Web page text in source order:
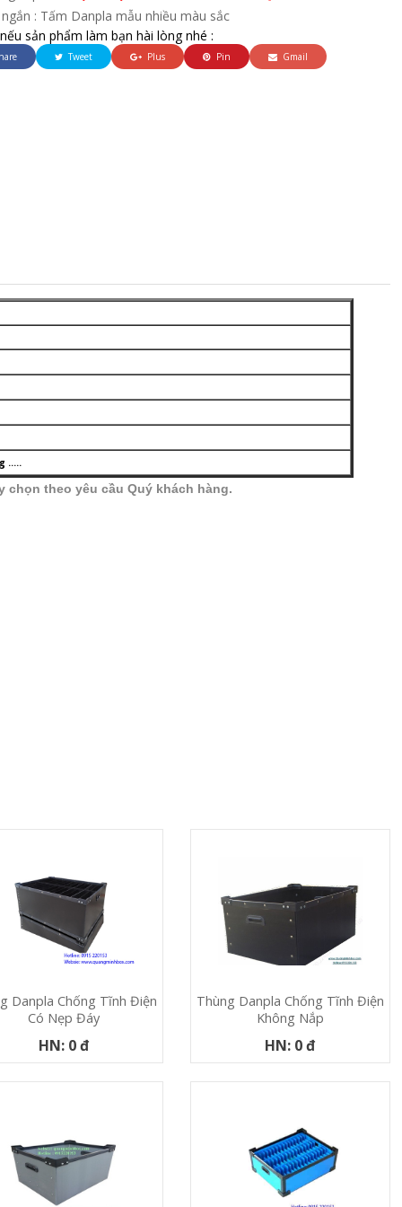
: Tấm Danpla mẫu nhiều màu sắc
sản phẩm làm bạn hài lòng nhé :
Tweet Plus Pin Gmail
theo yêu cầu Quý khách hàng.
Danpla Chống Tĩnh Điện
Có Nẹp Đáy
HN: 0 đ
Thùng Danpla Chống Tĩnh Điện
Không Nắp
HN: 0 đ